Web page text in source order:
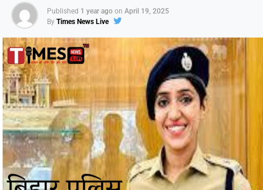
Published 1 year ago on April 19, 2025
By Times News Live